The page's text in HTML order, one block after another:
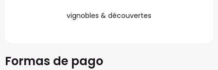
vignobles & découvertes
Formas de pago